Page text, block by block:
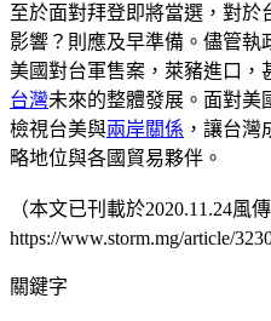
至於面對拜登即將當選，對於
影響？則應及早準備。儘管執
美國對台軍售案，萊豬進口，
台灣未來的整體發展。面對美
檢視台美與兩岸關係 ，讓台
略地位與各國貿易夥伴。
（本文已刊載於2020.11.24風
https://www.storm.mg/article/
關鍵字